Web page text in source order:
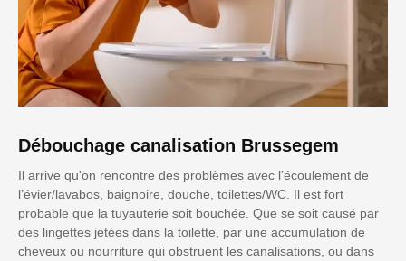
Débouchage canalisation Brussegem
Il arrive qu'on rencontre des problèmes avec l’écoulement de
l’évier/lavabos, baignoire, douche, toilettes/WC. Il est fort
probable que la tuyauterie soit bouchée. Que se soit causé par
des lingettes jetées dans la toilette, par une accumulation de
cheveux ou nourriture qui obstruent les canalisations, ou dans